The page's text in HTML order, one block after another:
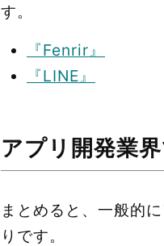
す。
『Fenrir』
『LINE』
アプリ開発業
まとめると、一般的
りです。